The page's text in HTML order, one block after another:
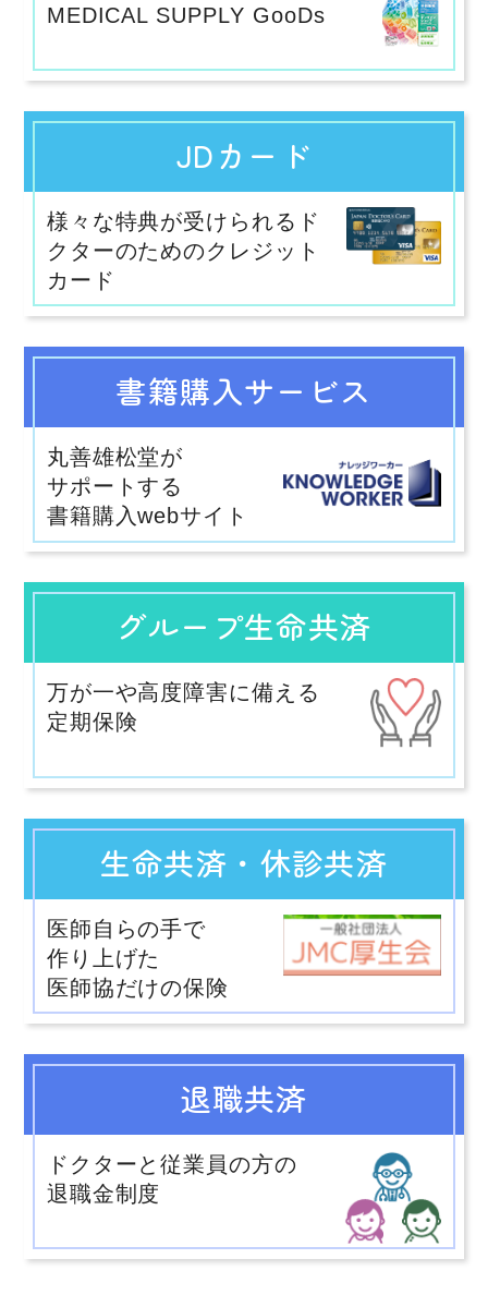
MEDICAL SUPPLY GooDs
JDカード
様々な特典が受けられるド
クターのためのクレジット
カード
書籍購入サービス
丸善雄松堂が
サポートする
書籍購入webサイト
グループ生命共済
万が一や高度障害に備える
定期保険
生命共済・休診共済
医師自らの手で
作り上げた
医師協だけの保険
退職共済
ドクターと従業員の方の
退職金制度